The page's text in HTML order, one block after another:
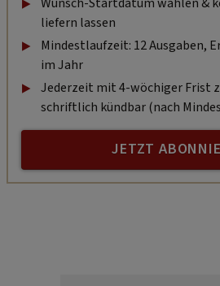
liefern lassen
Mindestlaufzeit: 12 Ausgaben,
im Jahr
Jederzeit mit 4-wöchiger Frist
schriftlich kündbar (nach
JETZT